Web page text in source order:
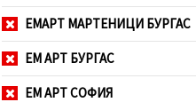
ЕМАРТ МАРТЕНИЦИ БУРГАС
ЕМ АРТ БУРГАС
ЕМ АРТ СОФИЯ